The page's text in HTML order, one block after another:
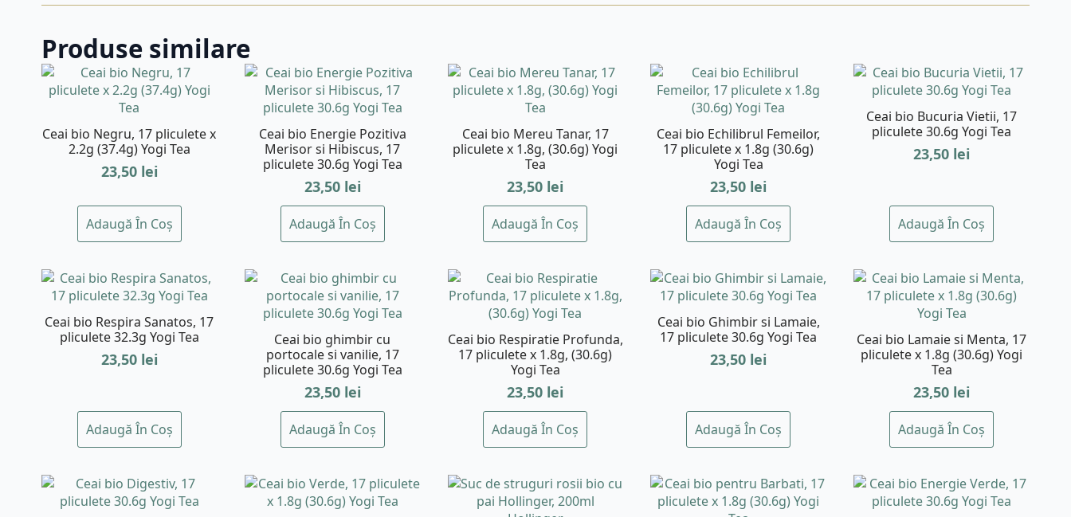
Produse similare
Ceai bio Negru, 17 pliculete x
2.2g (37.4g) Yogi Tea
23,50 lei
Adaugă În Coș
Ceai bio Energie Pozitiva
Merisor si Hibiscus, 17
pliculete 30.6g Yogi Tea
23,50 lei
Adaugă În Coș
Ceai bio Mereu Tanar, 17
pliculete x 1.8g, (30.6g) Yogi
Tea
23,50 lei
Adaugă În Coș
Ceai bio Echilibrul Femeilor,
17 pliculete x 1.8g (30.6g)
Yogi Tea
23,50 lei
Adaugă În Coș
Ceai bio Bucuria Vietii, 17
pliculete 30.6g Yogi Tea
23,50 lei
Adaugă În Coș
Ceai bio Respira Sanatos, 17
pliculete 32.3g Yogi Tea
23,50 lei
Adaugă În Coș
Ceai bio ghimbir cu
portocale si vanilie, 17
pliculete 30.6g Yogi Tea
23,50 lei
Adaugă În Coș
Ceai bio Respiratie Profunda,
17 pliculete x 1.8g, (30.6g)
Yogi Tea
23,50 lei
Adaugă În Coș
Ceai bio Ghimbir si Lamaie,
17 pliculete 30.6g Yogi Tea
23,50 lei
Adaugă În Coș
Ceai bio Lamaie si Menta, 17
pliculete x 1.8g (30.6g) Yogi
Tea
23,50 lei
Adaugă În Coș